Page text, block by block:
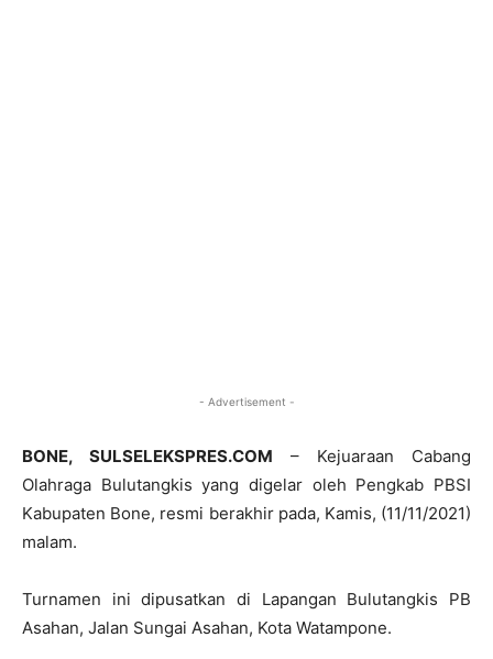
- Advertisement -
BONE, SULSELEKSPRES.COM – Kejuaraan Cabang
Olahraga Bulutangkis yang digelar oleh Pengkab PBSI
Kabupaten Bone, resmi berakhir pada, Kamis, (11/11/2021)
malam.
Turnamen ini dipusatkan di Lapangan Bulutangkis PB
Asahan, Jalan Sungai Asahan, Kota Watampone.